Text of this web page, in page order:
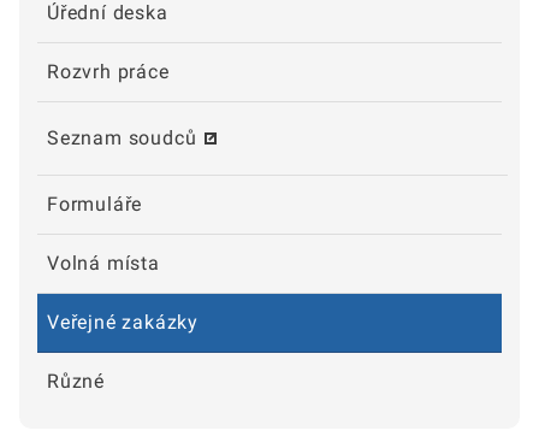
Úřední deska
Rozvrh práce
Seznam soudců
Formuláře
Volná místa
Veřejné zakázky
Různé